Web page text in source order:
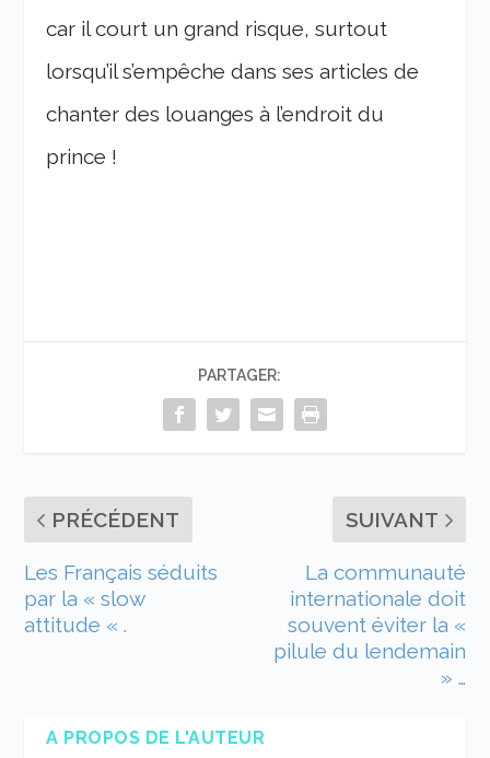
car il court un grand risque, surtout
lorsqu’il s’empêche dans ses articles de
chanter des louanges à l’endroit du
prince !
PARTAGER:
PRÉCÉDENT
Les Français séduits
par la « slow
attitude « .
SUIVANT
La communauté
internationale doit
souvent éviter la «
pilule du lendemain
» …
A PROPOS DE L'AUTEUR